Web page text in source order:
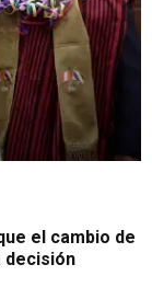
el cambio de
decisión